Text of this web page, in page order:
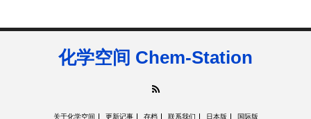
化学空间 Chem-Station
关于化学空间 更新记事 存档 联系我们 日本版 国际版